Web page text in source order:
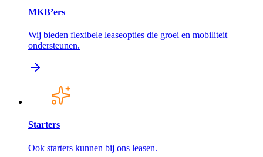
MKB’ers
Wij bieden flexibele leaseopties die groei en mobiliteit
ondersteunen.
Starters
Ook starters kunnen bij ons leasen.